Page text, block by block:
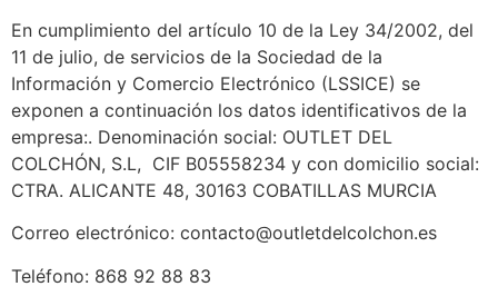
En cumplimiento del artículo 10 de la Ley 34/2002, del
11 de julio, de servicios de la Sociedad de la
Información y Comercio Electrónico (LSSICE) se
exponen a continuación los datos identificativos de la
empresa:. Denominación social: OUTLET DEL
COLCHÓN, S.L, CIF B05558234 y con domicilio social:
CTRA. ALICANTE 48, 30163 COBATILLAS MURCIA
Correo electrónico: contacto@outletdelcolchon.es
Teléfono: 868 92 88 83